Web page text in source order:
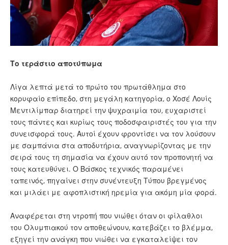
Το τεράστιο αποτύπωμα
Λίγα λεπτά μετά το πρώτο του πρωτάθλημα στο
κορυφαίο επίπεδο, στη μεγάλη κατηγορία, ο Χοσέ Λουίς
Μεντιλίμπαρ διατηρεί την ψυχραιμία του, ευχαριστεί
τους πάντες και κυρίως τους ποδοσφαιριστές του για την
συνεισφορά τους. Αυτοί έχουν φροντίσει να τον λούσουν
με σαμπάνια στα αποδυτήρια, αναγνωρίζοντας με την
σειρά τους τη σημασία να έχουν αυτό τον προπονητή να
τους κατευθύνει. Ο Βάσκος τεχνικός παραμένει
ταπεινός, πηγαίνει στην συνέντευξη Τύπου βρεγμένος
και μιλάει με αφοπλιστική ηρεμία για ακόμη μία φορά.
Αναφέρεται στη ντροπή που νιώθει όταν οι φίλαθλοι
του Ολυμπιακού τον αποθεώνουν, κατεβάζει το βλέμμα,
εξηγεί την ανάγκη που νιώθει να εγκαταλείψει τον